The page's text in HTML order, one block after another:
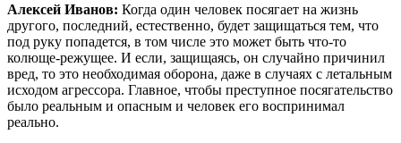
Алексей Иванов: Когда один человек посягает на жизнь
другого, последний, естественно, будет защищаться тем, что
под руку попадется, в том числе это может быть что-то
колюще-режущее. И если, защищаясь, он случайно причинил
вред, то это необходимая оборона, даже в случаях с летальным
исходом агрессора. Главное, чтобы преступное посягательство
было реальным и опасным и человек его воспринимал
реально.